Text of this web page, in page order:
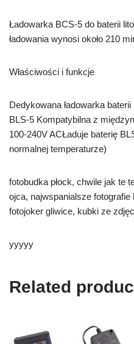
Ładowarka BCS‑5 do baterii
ładowania wynosi około 210
Właściwości i funkcje
Dedykowana ładowarka
BLS‑5 Kompatybilna z
100-240V ACŁaduje baterię
normalnej temperaturze)
fotobudka płock, chwile jak te
ojca, najwspanialsze
fotojoker gliwice, kubki ze
yyyyy
Related